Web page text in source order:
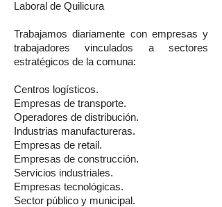
Laboral de Quilicura
Trabajamos diariamente con empresas y
trabajadores vinculados a sectores
estratégicos de la comuna:
Centros logísticos.
Empresas de transporte.
Operadores de distribución.
Industrias manufactureras.
Empresas de retail.
Empresas de construcción.
Servicios industriales.
Empresas tecnológicas.
Sector público y municipal.